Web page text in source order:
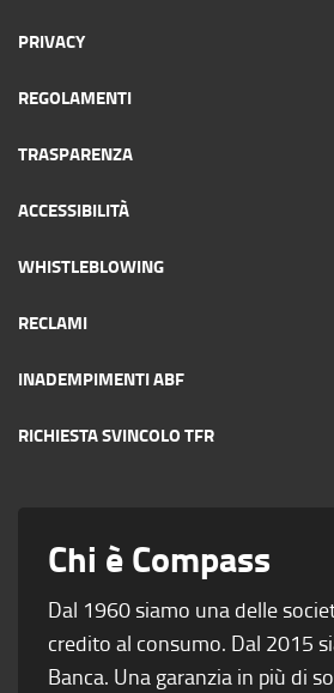
PRIVACY
REGOLAMENTI
TRASPARENZA
ACCESSIBILITÀ
WHISTLEBLOWING
RECLAMI
INADEMPIMENTI ABF
RICHIESTA SVINCOLO TFR
Chi è Compass
Dal 1960 siamo una delle
credito al consumo. Dal 2015
Banca. Una garanzia in più di